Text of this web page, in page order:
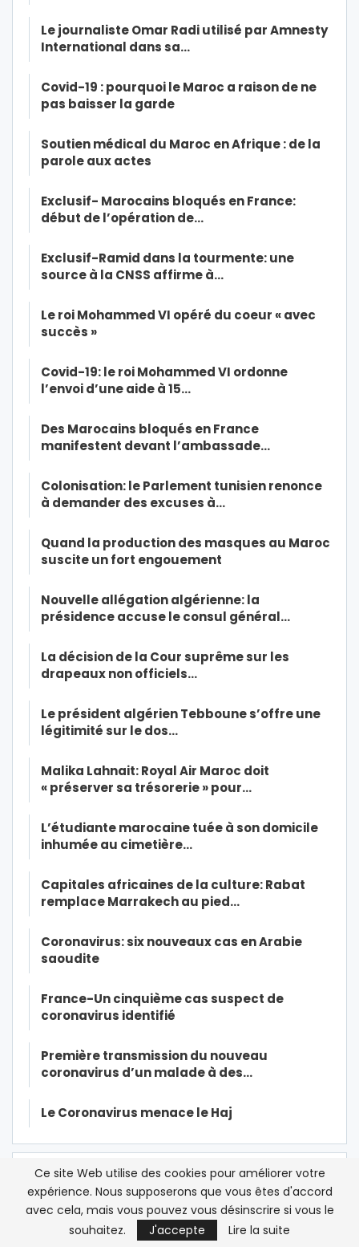
Le journaliste Omar Radi utilisé par Amnesty
International dans sa…
Covid-19 : pourquoi le Maroc a raison de ne
pas baisser la garde
Soutien médical du Maroc en Afrique : de la
parole aux actes
Exclusif- Marocains bloqués en France:
début de l’opération de…
Exclusif-Ramid dans la tourmente: une
source à la CNSS affirme à…
Le roi Mohammed VI opéré du coeur « avec
succès »
Covid-19: le roi Mohammed VI ordonne
l’envoi d’une aide à 15…
Des Marocains bloqués en France
manifestent devant l’ambassade…
Colonisation: le Parlement tunisien renonce
à demander des excuses à…
Quand la production des masques au Maroc
suscite un fort engouement
Nouvelle allégation algérienne: la
présidence accuse le consul général…
La décision de la Cour suprême sur les
drapeaux non officiels…
Le président algérien Tebboune s’offre une
légitimité sur le dos…
Malika Lahnait: Royal Air Maroc doit
« préserver sa trésorerie » pour…
L’étudiante marocaine tuée à son domicile
inhumée au cimetière…
Capitales africaines de la culture: Rabat
remplace Marrakech au pied…
Coronavirus: six nouveaux cas en Arabie
saoudite
France-Un cinquième cas suspect de
coronavirus identifié
Première transmission du nouveau
coronavirus d’un malade à des…
Le Coronavirus menace le Haj
Ce site Web utilise des cookies pour améliorer votre
expérience. Nous supposerons que vous êtes d'accord
avec cela, mais vous pouvez vous désinscrire si vous le
souhaitez.
J'accepte Lire la suite